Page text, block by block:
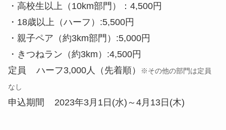
・高校生以上（10km部門）：4,500円
・18歳以上（ハーフ）:5,500円
・親子ペア（約3km部門）:5,000円
・きつねラン（約3km）:4,500円
定員 ハーフ3,000人（先着順）
※その他の部門は定員
なし
申込期間 2023年3月1日(水)～4月13日(木)